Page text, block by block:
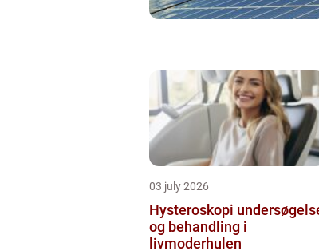
03 july 2026
Hysteroskopi undersøgelse
og behandling i
livmoderhulen